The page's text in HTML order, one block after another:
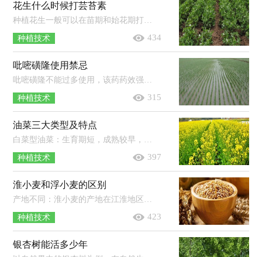
花生什么时候打芸苔素
种植花生一般可以在苗期和始花期打芸苔素。苗期：用有效成分的含量为0.5-1毫克/升的芸苔素内酯对花生幼苗的茎叶进行喷施即可，喷施后...
种植技术 434
吡嘧磺隆使用禁忌
种植技术 315
油菜三大类型及特点
种植技术 397
淮小麦和浮小麦的区别
种植技术 423
银杏树能活多少年